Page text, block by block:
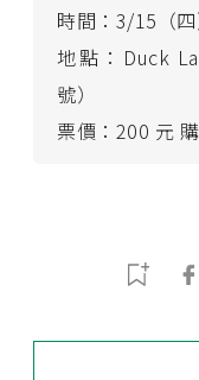
時間：3/15（
地點：Duck
號）
票價：200 元 購